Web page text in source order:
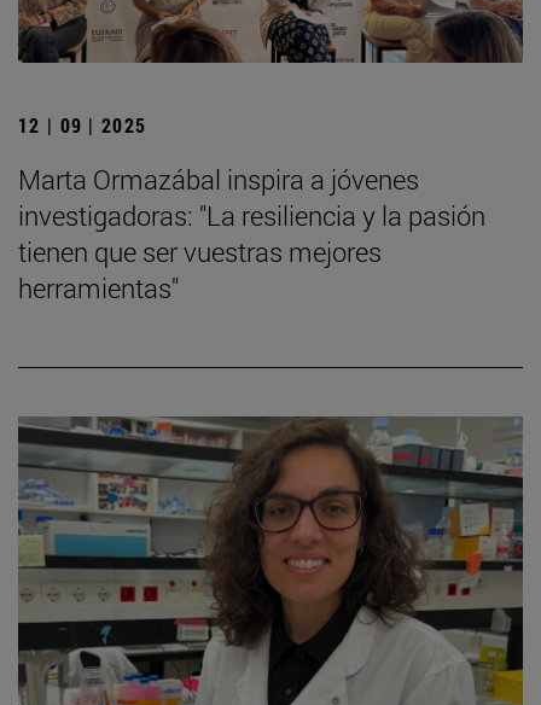
12 | 09 | 2025
Marta Ormazábal inspira a jóvenes
investigadoras: "La resiliencia y la pasión
tienen que ser vuestras mejores
herramientas"